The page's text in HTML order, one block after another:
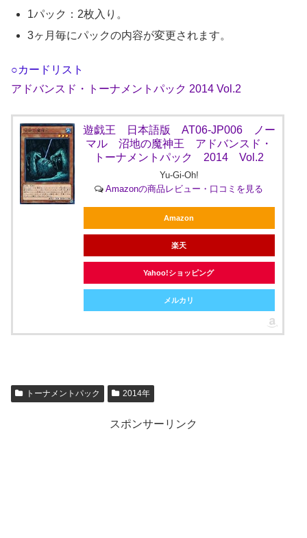
1パック：2枚入り。
3ヶ月毎にパックの内容が変更されます。
○カードリスト
アドバンスド・トーナメントパック 2014 Vol.2
遊戯王 日本語版 AT06-JP006 ノー
マル 沼地の魔神王 アドバンスド・
トーナメントパック 2014 Vol.2
Yu-Gi-Oh!
Amazonの商品レビュー・口コミを見る
Amazon
楽天
Yahoo!ショッピング
メルカリ
トーナメントパック 2014年
スポンサーリンク